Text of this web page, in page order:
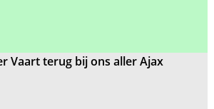
Vaart terug bij ons aller Ajax